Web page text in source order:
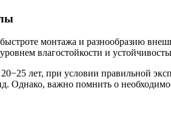
монтажа и разнообразию
влагостойкости и
лет, при условии правильной
Однако, важно помнить о